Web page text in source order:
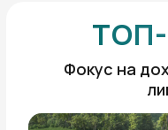
ТОП-
Фокус на